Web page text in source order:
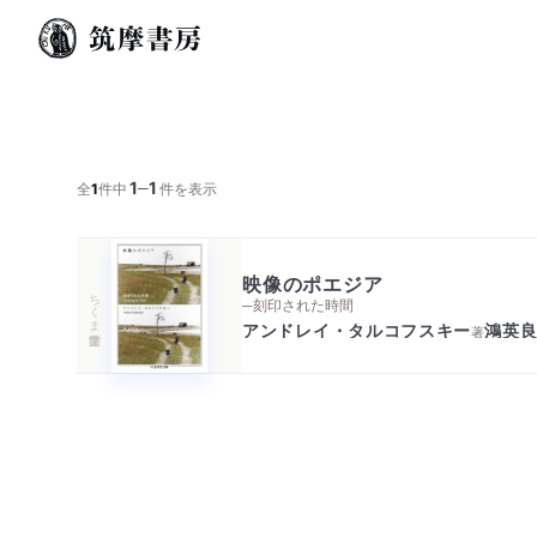
全1件中1─1件を表示
ちくま学芸文庫
映像のポエジア
─刻印された時間
アンドレイ・タルコフスキー著鴻英良